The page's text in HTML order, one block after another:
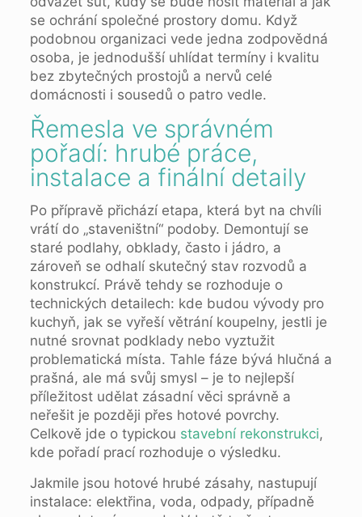
se ochrání společné prostory domu. Když
podobnou organizaci vede jedna zodpovědná
osoba, je jednodušší uhlídat termíny i kvalitu
bez zbytečných prostojů a nervů celé
domácnosti i sousedů o patro vedle.
Řemesla ve správném
pořadí: hrubé práce,
instalace a finální detaily
Po přípravě přichází etapa, která byt na chvíli
vrátí do „staveništní“ podoby. Demontují se
staré podlahy, obklady, často i jádro, a
zároveň se odhalí skutečný stav rozvodů a
konstrukcí. Právě tehdy se rozhoduje o
technických detailech: kde budou vývody pro
kuchyň, jak se vyřeší větrání koupelny, jestli je
nutné srovnat podklady nebo vyztužit
problematická místa. Tahle fáze bývá hlučná a
prašná, ale má svůj smysl – je to nejlepší
příležitost udělat zásadní věci správně a
neřešit je později přes hotové povrchy.
Celkově jde o typickou stavební rekonstrukci,
kde pořadí prací rozhoduje o výsledku.
Jakmile jsou hotové hrubé zásahy, nastupují
instalace: elektřina, voda, odpady, případně